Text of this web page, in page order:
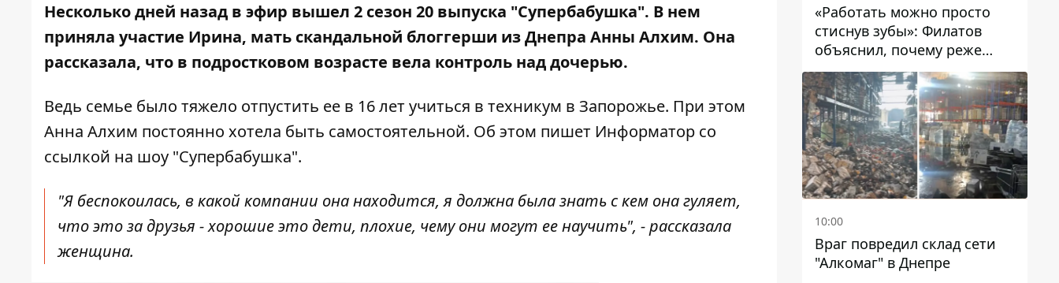
Несколько дней назад в эфир вышел 2 сезон 20 выпуска "Супербабушка". В нем
приняла участие Ирина, мать скандальной блоггерши из Днепра Анны Алхим. Она
рассказала, что в подростковом возрасте вела контроль над дочерью.
Ведь семье было тяжело отпустить ее в 16 лет учиться в техникум в Запорожье. При этом
Анна Алхим постоянно хотела быть самостоятельной. Об этом пишет Информатор со
ссылкой на шоу "Супербабушка".
"Я беспокоилась, в какой компании она находится, я должна была знать с кем она гуляет,
что это за друзья - хорошие это дети, плохие, чему они могут ее научить", - рассказала
женщина.
«Работать можно просто
стиснув зубы»: Филатов
объяснил, почему реже
пишет в соцсетях и
раскритиковал медийность
чиновников
10:00
Враг повредил склад сети
"Алкомаг" в Днепре